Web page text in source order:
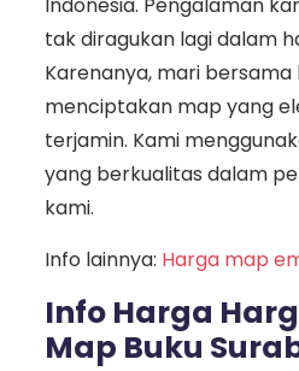
tak diragukan lagi dalam
Karenanya, mari bersama
menciptakan map yang
terjamin. Kami
yang berkualitas dalam
kami.
Info lainnya: Harga map
Info Harga
Map Buku